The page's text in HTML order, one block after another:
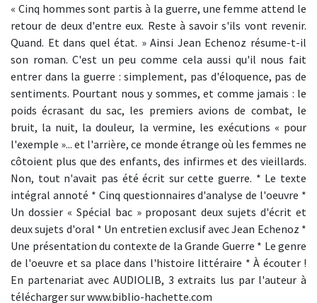
« Cinq hommes sont partis à la guerre, une femme attend le
retour de deux d'entre eux. Reste à savoir s'ils vont revenir.
Quand. Et dans quel état. » Ainsi Jean Echenoz résume-t-il
son roman. C'est un peu comme cela aussi qu'il nous fait
entrer dans la guerre : simplement, pas d'éloquence, pas de
sentiments. Pourtant nous y sommes, et comme jamais : le
poids écrasant du sac, les premiers avions de combat, le
bruit, la nuit, la douleur, la vermine, les exécutions « pour
l'exemple »... et l'arrière, ce monde étrange où les femmes ne
côtoient plus que des enfants, des infirmes et des vieillards.
Non, tout n'avait pas été écrit sur cette guerre. * Le texte
intégral annoté * Cinq questionnaires d'analyse de l'oeuvre *
Un dossier « Spécial bac » proposant deux sujets d'écrit et
deux sujets d'oral * Un entretien exclusif avec Jean Echenoz *
Une présentation du contexte de la Grande Guerre * Le genre
de l'oeuvre et sa place dans l'histoire littéraire * À écouter !
En partenariat avec AUDIOLIB, 3 extraits lus par l'auteur à
télécharger sur www.biblio-hachette.com